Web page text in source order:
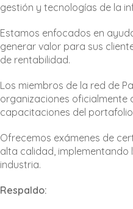
gestión y tecnologías de la
Estamos enfocados en
generar valor para sus
de rentabilidad.
Los miembros de la red de
organizaciones
capacitaciones del
Ofrecemos exámenes de
alta calidad,
industria.
Respaldo: